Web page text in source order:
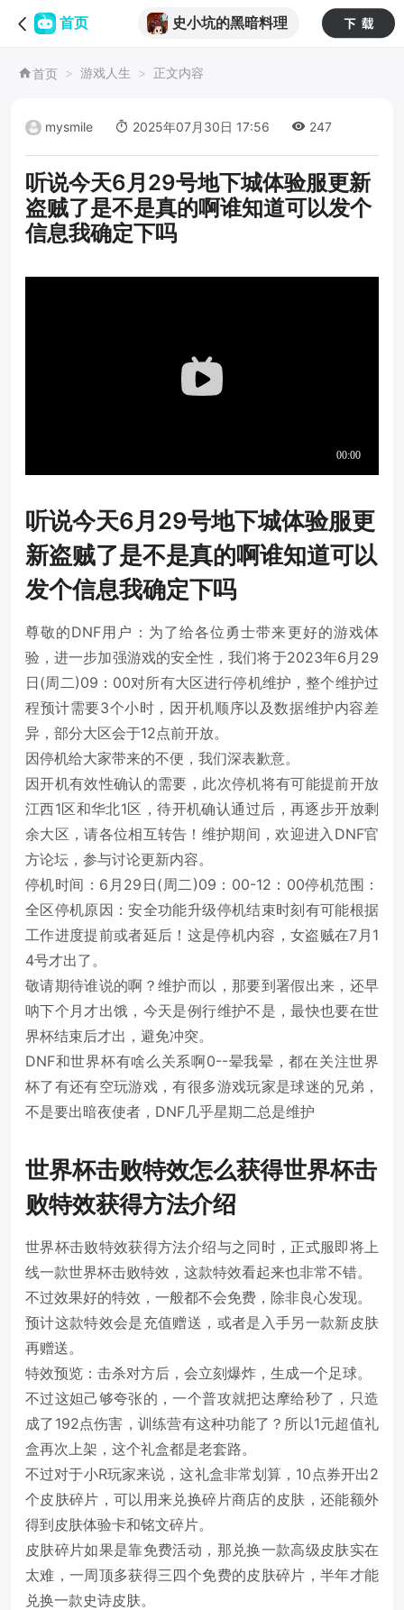
首页 史小坑的黑暗料理
首页 游戏人生 正文内容
mysmile 2025年07月30日 17:56 247
听说今天6月29号地下城体验服更新
盗贼了是不是真的啊谁知道可以发个
信息我确定下吗
听说今天6月29号地下城体验服更
新盗贼了是不是真的啊谁知道可以
发个信息我确定下吗
尊敬的DNF用户：为了给各位勇士带来更好的游戏体
验，进一步加强游戏的安全性，我们将于2023年6月29
日(周二)09：00对所有大区进行停机维护，整个维护过
程预计需要3个小时，因开机顺序以及数据维护内容差
异，部分大区会于12点前开放。
因停机给大家带来的不便，我们深表歉意。
因开机有效性确认的需要，此次停机将有可能提前开放
江西1区和华北1区，待开机确认通过后，再逐步开放剩
余大区，请各位相互转告！维护期间，欢迎进入DNF官
方论坛，参与讨论更新内容。
停机时间：6月29日(周二)09：00-12：00停机范围：
全区停机原因：安全功能升级停机结束时刻有可能根据
工作进度提前或者延后！这是停机内容，女盗贼在7月1
4号才出了。
敬请期待谁说的啊？维护而以，那要到署假出来，还早
呐下个月才出饿，今天是例行维护不是，最快也要在世
界杯结束后才出，避免冲突。
DNF和世界杯有啥么关系啊0--晕我晕，都在关注世界
杯了有还有空玩游戏，有很多游戏玩家是球迷的兄弟，
不是要出暗夜使者，DNF几乎星期二总是维护
世界杯击败特效怎么获得世界杯击
败特效获得方法介绍
世界杯击败特效获得方法介绍与之同时，正式服即将上
线一款世界杯击败特效，这款特效看起来也非常不错。
不过效果好的特效，一般都不会免费，除非良心发现。
预计这款特效会是充值赠送，或者是入手另一款新皮肤
再赠送。
特效预览：击杀对方后，会立刻爆炸，生成一个足球。
不过这妲己够夸张的，一个普攻就把达摩给秒了，只造
成了192点伤害，训练营有这种功能了？所以1元超值礼
盒再次上架，这个礼盒都是老套路。
不过对于小R玩家来说，这礼盒非常划算，10点券开出2
个皮肤碎片，可以用来兑换碎片商店的皮肤，还能额外
得到皮肤体验卡和铭文碎片。
皮肤碎片如果是靠免费活动，那兑换一款高级皮肤实在
太难，一周顶多获得三四个免费的皮肤碎片，半年才能
兑换一款史诗皮肤。